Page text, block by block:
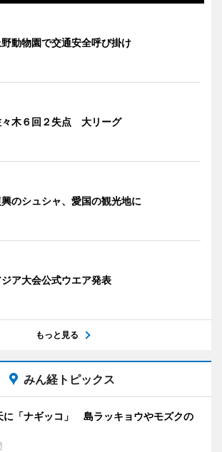
野動物園で交通安全呼び掛け
々木６回２失点 大リーグ
のシュシャ、愛国の観光地に
ジア大会公式ウエア発表
もっと見る
みん経トピックス
に「ナギッコ」 島ラッキョウやモズクの